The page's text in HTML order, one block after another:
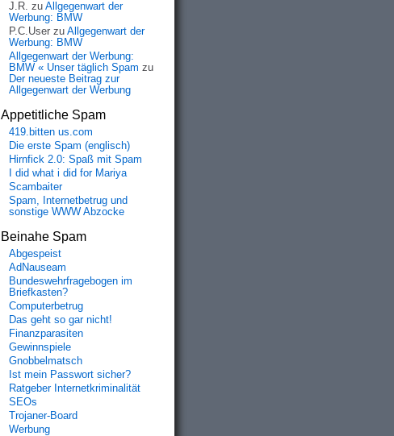
J.R. zu Allgegenwart der
Werbung: BMW
P.C.User zu Allgegenwart der
Werbung: BMW
Allgegenwart der Werbung:
BMW « Unser täglich Spam zu
Der neueste Beitrag zur
Allgegenwart der Werbung
Appetitliche Spam
419.bitten us.com
Die erste Spam (englisch)
Hirnfick 2.0: Spaß mit Spam
I did what i did for Mariya
Scambaiter
Spam, Internetbetrug und
sonstige WWW Abzocke
Beinahe Spam
Abgespeist
AdNauseam
Bundeswehrfragebogen im
Briefkasten?
Computerbetrug
Das geht so gar nicht!
Finanzparasiten
Gewinnspiele
Gnobbelmatsch
Ist mein Passwort sicher?
Ratgeber Internetkriminalität
SEOs
Trojaner-Board
Werbung